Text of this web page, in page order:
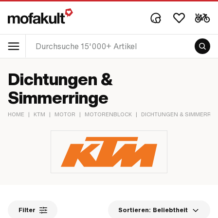
Dichtungen &
Simmerringe
HOME | KTM | MOTOR | MOTORENBLOCK | DICHTUNGEN &
Filter Sortieren: Beliebtheit